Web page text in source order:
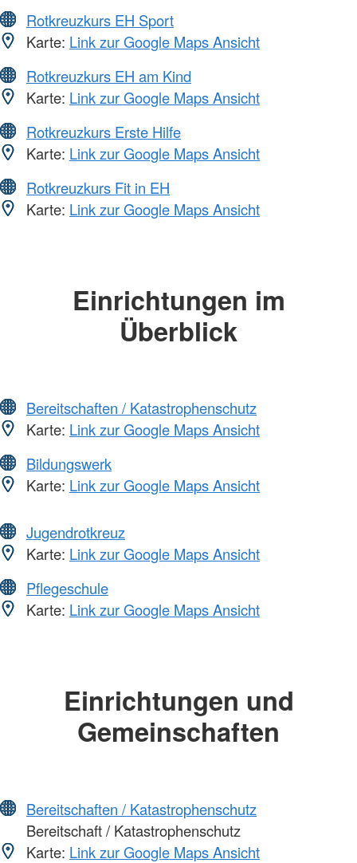
Rotkreuzkurs EH Sport
Karte: Link zur Google Maps Ansicht
Rotkreuzkurs EH am Kind
Karte: Link zur Google Maps Ansicht
Rotkreuzkurs Erste Hilfe
Karte: Link zur Google Maps Ansicht
Rotkreuzkurs Fit in EH
Karte: Link zur Google Maps Ansicht
Einrichtungen im
Überblick
Bereitschaften / Katastrophenschutz
Karte: Link zur Google Maps Ansicht
Bildungswerk
Karte: Link zur Google Maps Ansicht
Jugendrotkreuz
Karte: Link zur Google Maps Ansicht
Pflegeschule
Karte: Link zur Google Maps Ansicht
Einrichtungen und
Gemeinschaften
Bereitschaften / Katastrophenschutz
Bereitschaft / Katastrophenschutz
Karte: Link zur Google Maps Ansicht